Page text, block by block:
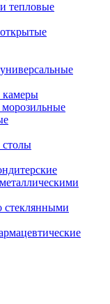
тепловые
камеры